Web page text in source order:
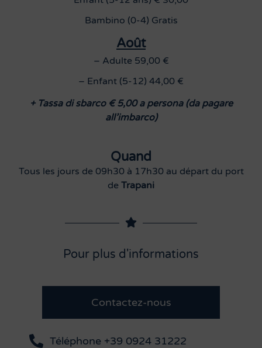
Bambino (0-4) Gratis
Août
– Adulte 59,00 €
– Enfant (5-12) 44,00 €
+ Tassa di sbarco € 5,00 a persona (da pagare
all’imbarco)
Quand
Tous les jours de 09h30 à 17h30 au départ du port
de Trapani
Pour plus d'informations
Contactez-nous
Téléphone +39 0924 31222